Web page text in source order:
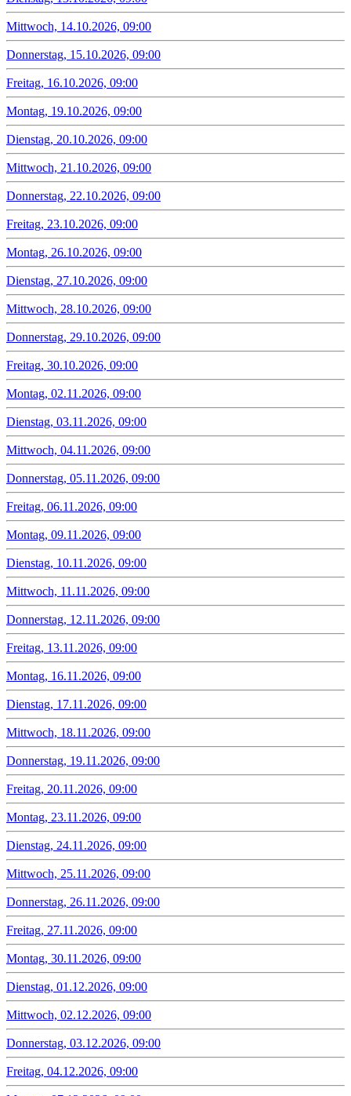
Mittwoch, 14.10.2026, 09:00
Donnerstag, 15.10.2026, 09:00
Freitag, 16.10.2026, 09:00
Montag, 19.10.2026, 09:00
Dienstag, 20.10.2026, 09:00
Mittwoch, 21.10.2026, 09:00
Donnerstag, 22.10.2026, 09:00
Freitag, 23.10.2026, 09:00
Montag, 26.10.2026, 09:00
Dienstag, 27.10.2026, 09:00
Mittwoch, 28.10.2026, 09:00
Donnerstag, 29.10.2026, 09:00
Freitag, 30.10.2026, 09:00
Montag, 02.11.2026, 09:00
Dienstag, 03.11.2026, 09:00
Mittwoch, 04.11.2026, 09:00
Donnerstag, 05.11.2026, 09:00
Freitag, 06.11.2026, 09:00
Montag, 09.11.2026, 09:00
Dienstag, 10.11.2026, 09:00
Mittwoch, 11.11.2026, 09:00
Donnerstag, 12.11.2026, 09:00
Freitag, 13.11.2026, 09:00
Montag, 16.11.2026, 09:00
Dienstag, 17.11.2026, 09:00
Mittwoch, 18.11.2026, 09:00
Donnerstag, 19.11.2026, 09:00
Freitag, 20.11.2026, 09:00
Montag, 23.11.2026, 09:00
Dienstag, 24.11.2026, 09:00
Mittwoch, 25.11.2026, 09:00
Donnerstag, 26.11.2026, 09:00
Freitag, 27.11.2026, 09:00
Montag, 30.11.2026, 09:00
Dienstag, 01.12.2026, 09:00
Mittwoch, 02.12.2026, 09:00
Donnerstag, 03.12.2026, 09:00
Freitag, 04.12.2026, 09:00